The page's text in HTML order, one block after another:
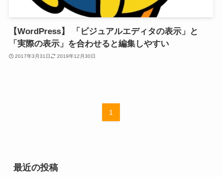
【WordPress】 「ビジュアルエディタの表示」と
「実際の表示」を合わせると編集しやすい
2017年3月31日 2019年12月30日
1
最近の投稿